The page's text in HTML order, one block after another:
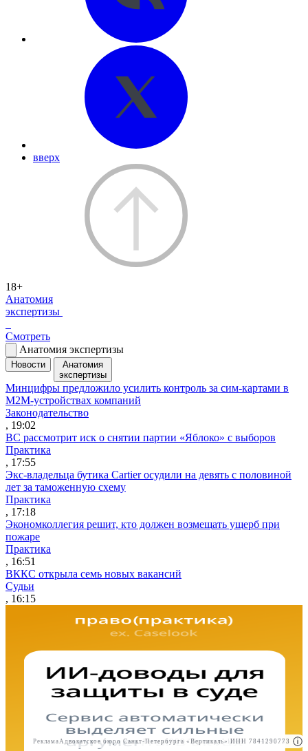
вверх
18+
Анатомия
экспертизы
Смотреть
Анатомия экспертизы
Новости
Анатомия
экспертизы
Минцифры предложило усилить контроль за сим-картами в
M2M-устройствах компаний
Законодательство
, 19:02
ВС рассмотрит иск о снятии партии «Яблоко» с выборов
Практика
, 17:55
Экс-владельца бутика Cartier осудили на девять с половиной
лет за таможенную схему
Практика
, 17:18
Экономколлегия решит, кто должен возмещать ущерб при
пожаре
Практика
, 16:51
ВККС открыла семь новых вакансий
Судьи
, 16:15
РекламаООО "Право.ру" ИНН: 7704835288
Реклама Адвокатское бюро Санкт-Петербурга «Вертикаль» ИНН 7841290773